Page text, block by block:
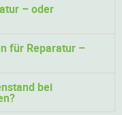
– oder
für Reparatur –
bei